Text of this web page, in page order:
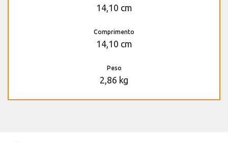
14,10 cm
Comprimento
14,10 cm
Peso
2,86 kg